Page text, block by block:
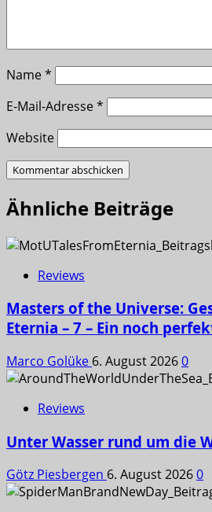
Name*
E-Mail-Adresse*
Website
Ähnliche Beiträge
Reviews
Masters of the Universe:
Eternia – 7 – Ein noch
Marco Golüke 6. August 20260
Reviews
Unter Wasser rund um die
Götz Piesbergen 6. August 20260